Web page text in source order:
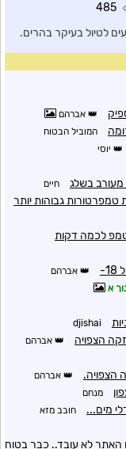
485
לטיול בעיקר בהרים.
אברהם
המוביל הבטוח
יוסי
מעורב בשלג חיים
גבוהות יותר
לכמה דקות
אברהם
א
djishai
הצפויה אברהם
הצפויה. אברהם
מנחם
מים... חובב מזא
האתר לא עובד.. כבר בטוח